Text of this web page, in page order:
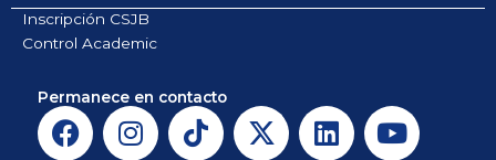
Inscripción CSJB
Control Academic
Permanece en contacto
F
a
I
n
T
i
X
-
L
i
Y
o